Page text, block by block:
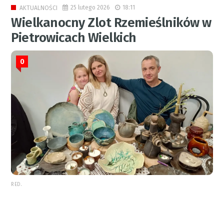
AKTUALNOŚCI 25 lutego 2026 18:11
Wielkanocny Zlot Rzemieślników w
Pietrowicach Wielkich
0
RED.